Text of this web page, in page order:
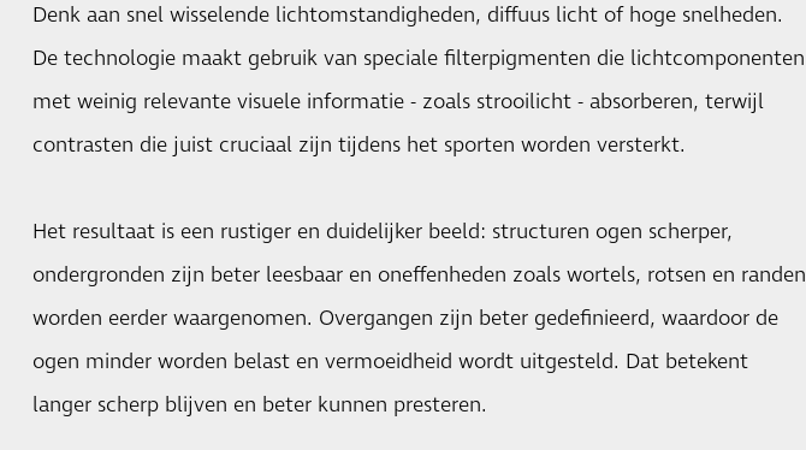
Denk aan snel wisselende lichtomstandigheden, diffuus licht of hoge snelheden.
De technologie maakt gebruik van speciale filterpigmenten die lichtcomponenten
met weinig relevante visuele informatie - zoals strooilicht - absorberen, terwijl
contrasten die juist cruciaal zijn tijdens het sporten worden versterkt.
Het resultaat is een rustiger en duidelijker beeld: structuren ogen scherper,
ondergronden zijn beter leesbaar en oneffenheden zoals wortels, rotsen en randen
worden eerder waargenomen. Overgangen zijn beter gedefinieerd, waardoor de
ogen minder worden belast en vermoeidheid wordt uitgesteld. Dat betekent
langer scherp blijven en beter kunnen presteren.